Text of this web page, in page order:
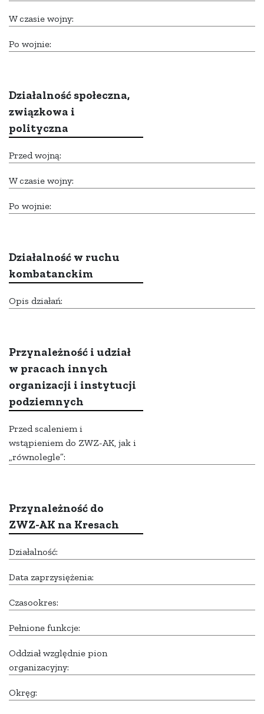
W czasie wojny:
Po wojnie:
Działalność społeczna,
związkowa i
polityczna
Przed wojną:
W czasie wojny:
Po wojnie:
Działalność w ruchu
kombatanckim
Opis działań:
Przynależność i udział
w pracach innych
organizacji i instytucji
podziemnych
Przed scaleniem i
wstąpieniem do ZWZ-AK, jak i
„równolegle”:
Przynależność do
ZWZ-AK na Kresach
Działalność:
Data zaprzysiężenia:
Czasookres:
Pełnione funkcje:
Oddział względnie pion
organizacyjny:
Okręg: